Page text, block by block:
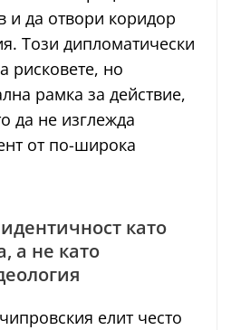
и да отвори коридор
Този дипломатически
рисковете, но
рамка за действие,
да не изглежда
от по-широка
като
а не като
елит често